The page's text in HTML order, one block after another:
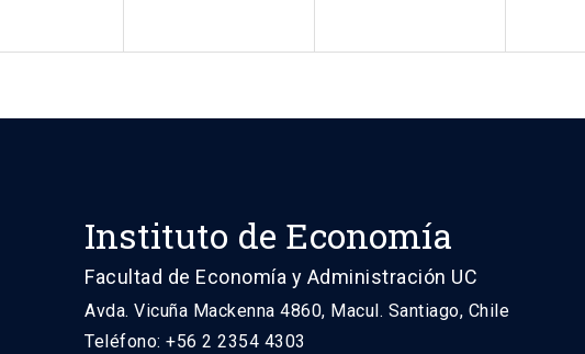
Instituto de Economía
Facultad de Economía y Administración UC
Avda. Vicuña Mackenna 4860, Macul. Santiago, Chile
Teléfono: +56 2 2354 4303